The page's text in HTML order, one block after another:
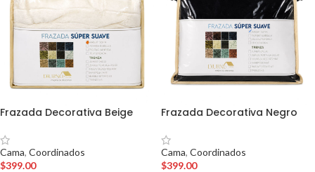
Frazada Decorativa Beige
Cama, Coordinados
$399.00
Frazada Decorativa Negro
Cama, Coordinados
$399.00